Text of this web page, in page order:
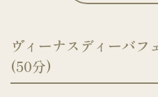
ヴィーナスディーバフ
(50分)